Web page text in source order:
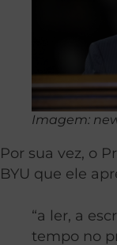
Imagem:
Por sua vez, o
BYU que ele
“a ler, a
tempo no